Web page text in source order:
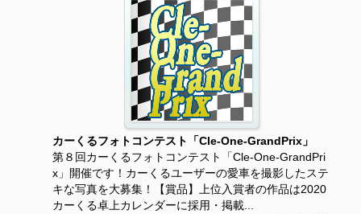
カーくるフォトコンテスト「Cle-One-GrandPrix」
第８回カーくるフォトコンテスト「Cle-One-GrandPri
x」開催です！カーくるユーザーの愛車を撮影したステ
キな写真を大募集！【賞品】上位入賞者の作品は2020
カーくる卓上カレンダーに採用・掲載...